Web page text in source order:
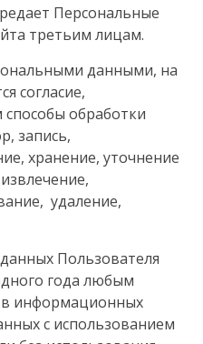
Персональные
третьим лицам.
данными, на
согласие,
обработки
запись,
хранение, уточнение
удаление,
Пользователя
года любым
в информационных
с использованием